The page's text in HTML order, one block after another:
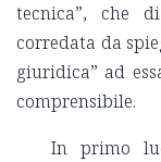
tecnica”, che
corredata da
giuridica” ad
comprensibile.
In primo